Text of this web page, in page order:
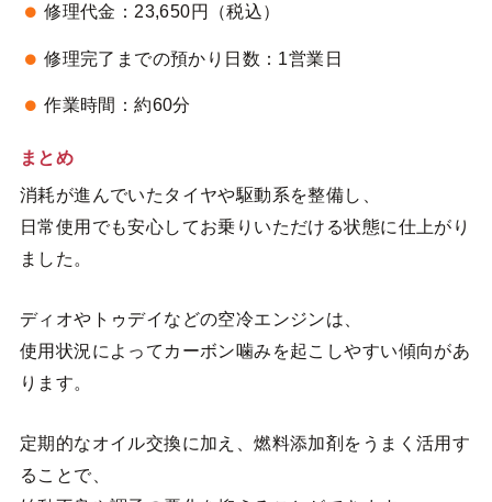
修理代金：23,650円（税込）
修理完了までの預かり日数：1営業日
作業時間：約60分
まとめ
消耗が進んでいたタイヤや駆動系を整備し、
日常使用でも安心してお乗りいただける状態に仕上がり
ました。
ディオやトゥデイなどの空冷エンジンは、
使用状況によってカーボン噛みを起こしやすい傾向があ
ります。
定期的なオイル交換に加え、燃料添加剤をうまく活用す
ることで、